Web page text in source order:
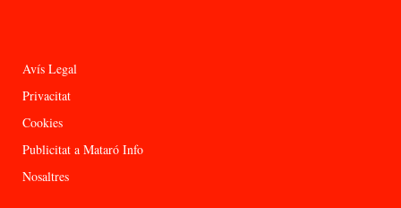
Avís Legal
Privacitat
Cookies
Publicitat a Mataró Info
Nosaltres